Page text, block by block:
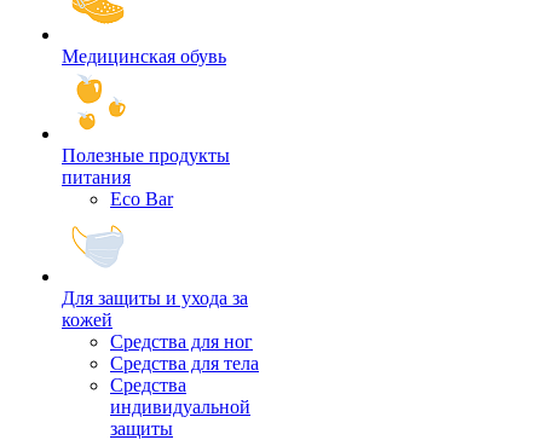
Медицинская обувь
Полезные продукты
питания
Eco Bar
Для защиты и ухода за
кожей
Средства для ног
Средства для тела
Средства
индивидуальной
защиты